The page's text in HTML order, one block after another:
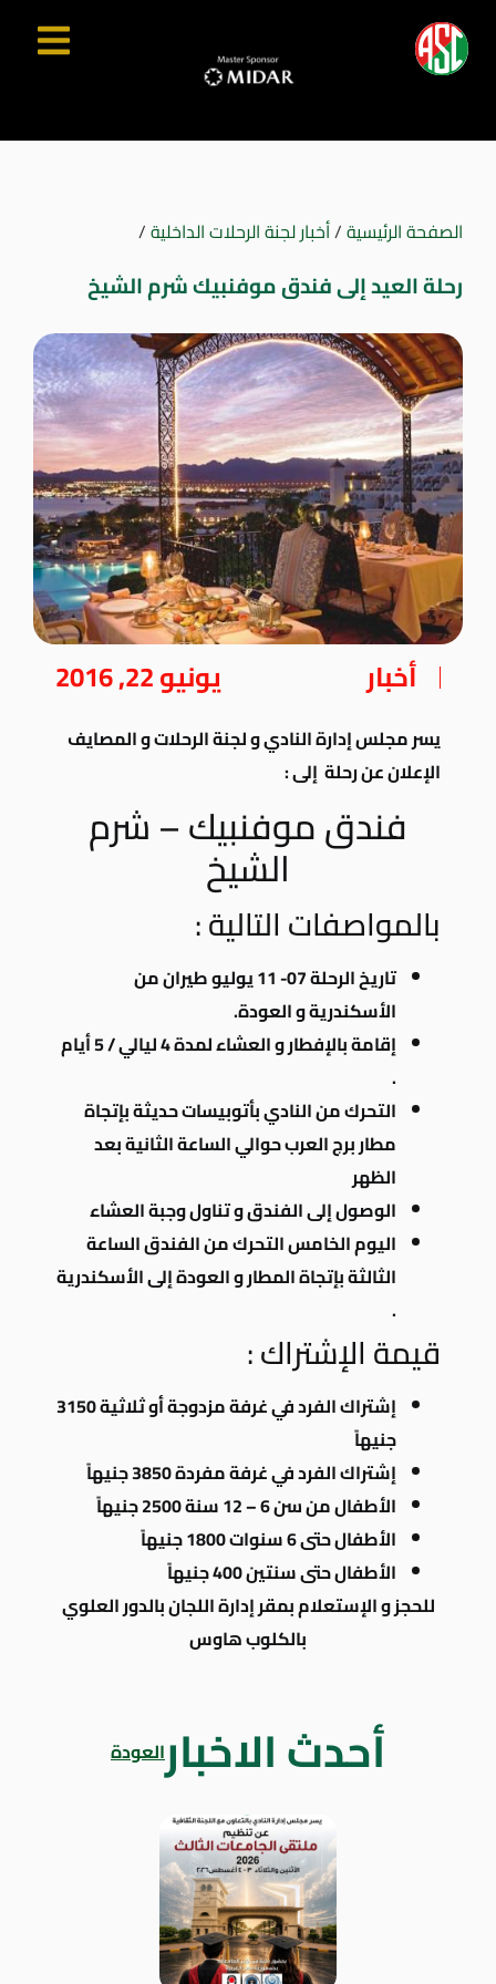
الصفحة الرئيسية/أخبار لجنة الرحلات الداخلية/
رحلة العيد إلى فندق موفنبيك شرم الشيخ
أخبار يونيو 22, 2016
يسر مجلس إدارة النادي و لجنة الرحلات و المصايف
الإعلان عن رحلة إلى :
فندق موفنبيك – شرم
الشيخ
بالمواصفات التالية :
تاريخ الرحلة 07- 11 يوليو طيران من
الأسكندرية و العودة.
إقامة بالإفطار و العشاء لمدة 4 ليالي / 5 أيام
.
التحرك من النادي بأتوبيسات حديثة بإتجاة
مطار برج العرب حوالي الساعة الثانية بعد
الظهر
الوصول إلى الفندق و تناول وجبة العشاء
اليوم الخامس التحرك من الفندق الساعة
الثالثة بإتجاة المطار و العودة إلى الأسكندرية
.
قيمة الإشتراك :
إشتراك الفرد في غرفة مزدوجة أو ثلاثية 3150
جنيهاً
إشتراك الفرد في غرفة مفردة 3850 جنيهاً
الأطفال من سن 6 – 12 سنة 2500 جنيهاً
الأطفال حتى 6 سنوات 1800 جنيهاً
الأطفال حتى سنتين 400 جنيهاً
للحجز و الإستعلام بمقر إدارة اللجان بالدور العلوي
بالكلوب هاوس
أحدث الاخبارالعودة